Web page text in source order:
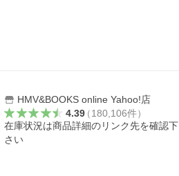
HMV&BOOKS online Yahoo!店
4.39（180,106件）
在庫状況は商品詳細のリンク先を確認下
さい